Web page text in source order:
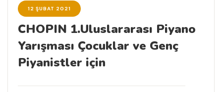
12 ŞUBAT 2021
CHOPIN 1.Uluslararası Piyano
Yarışması Çocuklar ve Genç
Piyanistler için